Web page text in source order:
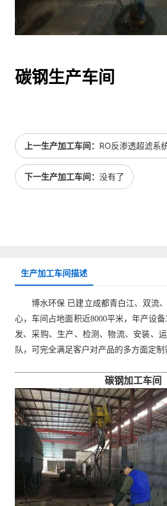
碳钢生产车间
上一生产加工车间： RO反渗透超滤系
下一生产加工车间： 没有了
生产加工车间描述
博水环保 已建立成都青白江、双流
心，车间占地面积近8000平米，年产设
发、采购、生产、检测、物流、安装、
队，可完全满足客户对产品的多方面定制
碳钢加工车间